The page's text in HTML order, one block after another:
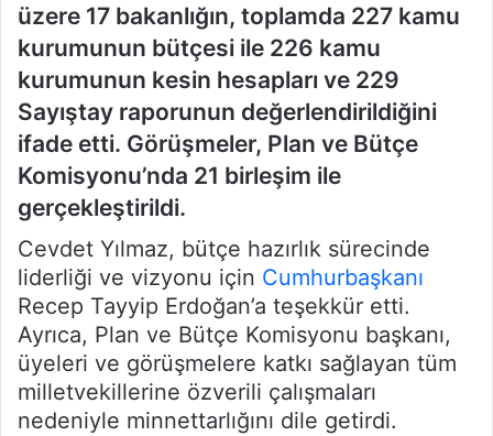
üzere 17 bakanlığın, toplamda 227 kamu
kurumunun bütçesi ile 226 kamu
kurumunun kesin hesapları ve 229
Sayıştay raporunun değerlendirildiğini
ifade etti. Görüşmeler, Plan ve Bütçe
Komisyonu’nda 21 birleşim ile
gerçekleştirildi.
Cevdet Yılmaz, bütçe hazırlık sürecinde
liderliği ve vizyonu için Cumhurbaşkanı
Recep Tayyip Erdoğan’a teşekkür etti.
Ayrıca, Plan ve Bütçe Komisyonu başkanı,
üyeleri ve görüşmelere katkı sağlayan tüm
milletvekillerine özverili çalışmaları
nedeniyle minnettarlığını dile getirdi.